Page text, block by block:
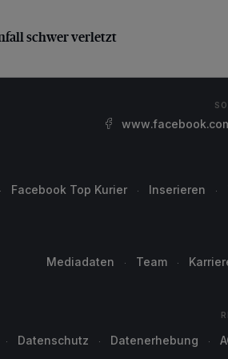
schwer verletzt
schwer verletzt
Facebook Top Kurier Inserieren
Mediadaten Team
Datenschutz Datenerhebung